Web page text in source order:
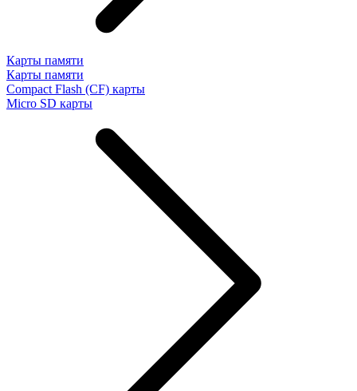
Карты памяти
Карты памяти
Compact Flash (CF) карты
Micro SD карты